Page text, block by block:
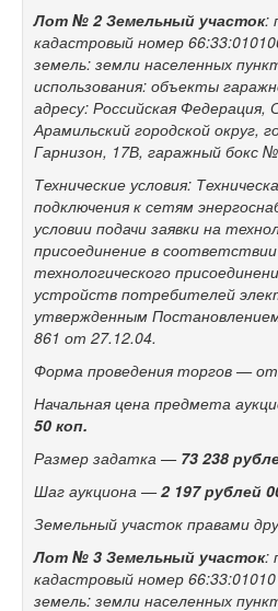
Лот № 2 Земельный участок:
кадастровый номер
земель: земли населенных
использования: объекты
адресу: Российская Федерация,
Арамильский городской округ,
Гарнизон, 17В, гаражный бокс №
Технические условия:
подключения к сетям
условии подачи заявки на
присоединение в
технологического
устройств потребителей
утвержденным
861 от 27.12.04.
Форма проведения торгов —
Начальная цена предмета
50 коп.
Размер задатка — 73 238
Шаг аукциона —2 197 рублей
Земельный участок правами
Лот № 3 Земельный участок:
кадастровый номер
земель: земли населенных